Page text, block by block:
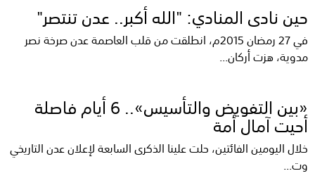
حين نادى المنادي: "الله أكبر.. عدن تنتصر"
في 27 رمضان 2015م، انطلقت من قلب العاصمة عدن صرخة نصر
مدوية، هزت أركان...
«بين التفويض والتأسيس».. 6 أيام فاصلة
أحيت آمال أمة
خلال اليومين الفائتين، حلت علينا الذكرى السابعة لإعلان عدن التاريخي
وت...